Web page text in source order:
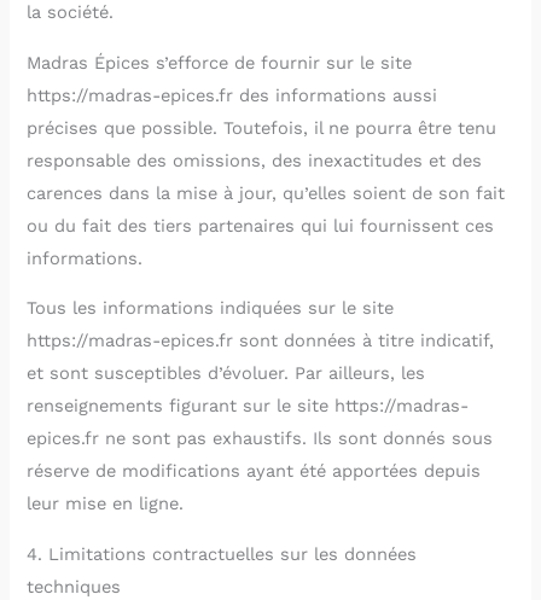
la société.
Madras Épices s’efforce de fournir sur le site
https://madras-epices.fr des informations aussi
précises que possible. Toutefois, il ne pourra être tenu
responsable des omissions, des inexactitudes et des
carences dans la mise à jour, qu’elles soient de son fait
ou du fait des tiers partenaires qui lui fournissent ces
informations.
Tous les informations indiquées sur le site
https://madras-epices.fr sont données à titre indicatif,
et sont susceptibles d’évoluer. Par ailleurs, les
renseignements figurant sur le site https://madras-
epices.fr ne sont pas exhaustifs. Ils sont donnés sous
réserve de modifications ayant été apportées depuis
leur mise en ligne.
4. Limitations contractuelles sur les données
techniques